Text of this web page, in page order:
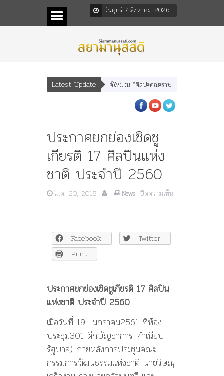
วันศุกร์ 7 สิงหาคม 2026
Latest Update
ร” และ “เทพีรัฐธรรมนูญ” เทพองค์ใหม่ใน “ศิลปะคณะราษฎร”
ประกาศยกย่องเชิดชู
เกียรติ 17 ศิลปินแห่ง
ชาติ ประจำปี 2560
ม.ค. 20, 2018 News ปิดความเห็น
ประกาศ
ยกย่อง
เชิดชู
เกียรติ
ศิลปิน
ชาติ
ประจำ
ปี
2560
Facebook
Twitter
Print
ประกาศยกย่องเชิดชูเกียรติ 17 ศิลปิน
แห่งชาติ ประจำปี 2560
เมื่อวันที่ 19 มกราคม2561 ที่ห้อง
ประชุม301 ตึกบัญชาการ ทำเนียบ
รัฐบาล) ภายหลังการประชุมคณะ
กรรมการวัฒนธรรมแห่งชาติ นายวิษณุ